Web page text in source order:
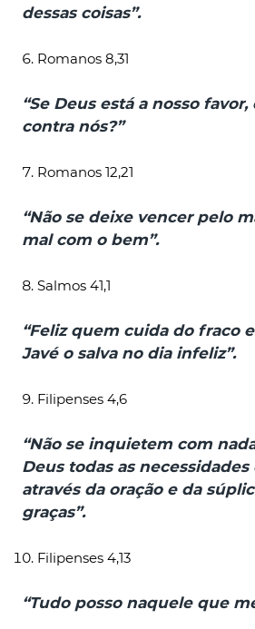
dessas coisas”.
Romanos 8,31
“Se Deus está a nosso
contra nós?”
Romanos 12,21
“Não se deixe vencer pelo
mal com o bem”.
Salmos 41,1
“Feliz quem cuida do fraco
Javé o salva no dia infeliz”.
Filipenses 4,6
“Não se inquietem com
Deus todas as necessidades
através da oração e da
graças”.
Filipenses 4,13
“Tudo posso naquele que